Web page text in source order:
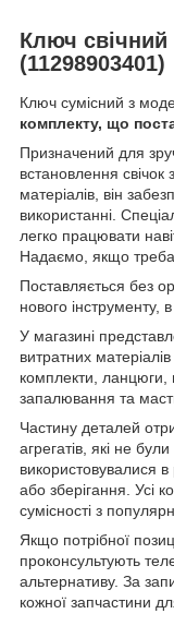
Ключ
(11298903401)
Ключ сумісний з
комплекту, що
Призначений для
встановлення
матеріалів, він
використанні.
легко працювати
Надаємо, якщо
Поставляється без
нового інструменту,
У магазині
витратних
комплекти, ланцюги,
запалювання та
Частину деталей
агрегатів, які не
використовувалися
або зберігання. Усі
сумісності з
Якщо потрібної
проконсультують
альтернативу. За
кожної запчастини